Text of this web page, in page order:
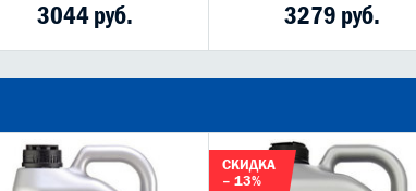
3044 руб. 3279 руб.
СКИДКА
– 13%